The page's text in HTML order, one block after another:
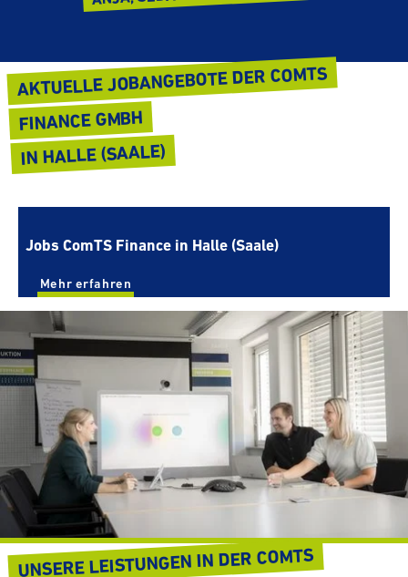
AKTUELLE JOBAN­GE­BOTE DER COMTS
FINANCE GMBH
IN HALLE (SAALE)
Jobs ComTS Finance in Halle (Saale)
Mehr erfahren
UNSERE LEIS­TUNGEN IN DER COMTS